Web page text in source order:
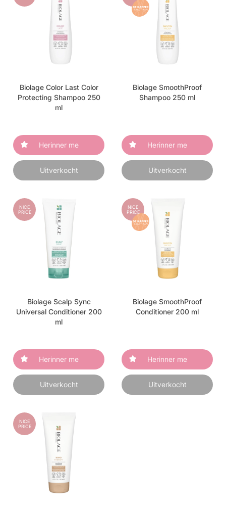
Biolage Color Last Color
Protecting Shampoo 250
ml
Herinner me
Uitverkocht
Biolage SmoothProof
Shampoo 250 ml
Herinner me
Uitverkocht
NICE
PRICE
Biolage Scalp Sync
Universal Conditioner 200
ml
Herinner me
Uitverkocht
NICE
PRICE
Biolage SmoothProof
Conditioner 200 ml
Herinner me
Uitverkocht
NICE
PRICE